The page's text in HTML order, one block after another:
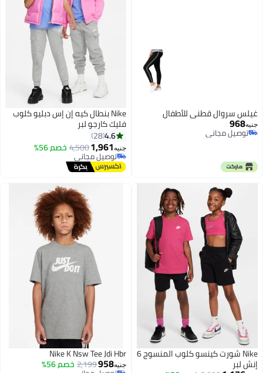
غيلس سروال قطني للأطفال
جنيه968
توصيل مجاني
توصيل مجاني
Nike بنطال كيه إن إس دبليو كلوب
فليك كارجو لبر
4.6
28
جنيه1,961
4,500خصم 56%
توصيل مجاني
توصيل مجاني
Nike شورت كينسو كلوب المنسوج 6
إنش لبر
Nike K Nsw Tee Jdi Hbr
جنيه958
2,199خصم 56%